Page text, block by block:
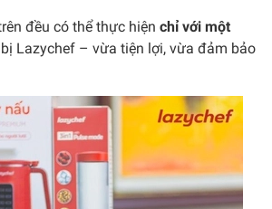
đều có thể thực hiện chỉ với một
Lazychef – vừa tiện lợi, vừa đảm bảo